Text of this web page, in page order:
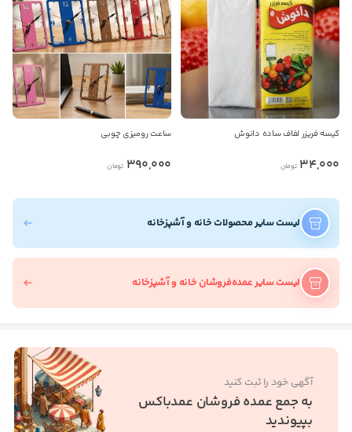
کیسه فریزر لفاف ساده دانوش
34,000 تومان
ساعت رومیزی چوبی
390,000 تومان
لیست سایر محصولات خانه و آشپزخانه
لیست سایر عمده‌فروشان خانه و آشپزخانه
آگهی خود را ثبت کنید
به جمع عمده فروشان عمدباکس
بپیوندید